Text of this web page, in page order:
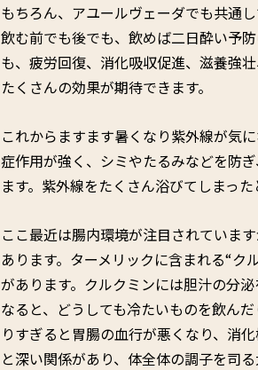
もちろん、アユールヴェーダでも共通
飲む前でも後でも、飲めば二日酔い予
も、疲労回復、消化吸収促進、滋養強
たくさんの効果が期待できます。
これからますます暑くなり紫外線が気
症作用が強く、シミやたるみなどを防
ます。紫外線をたくさん浴びてしまっ
ここ最近は腸内環境が注目されていま
あります。ターメリックに含まれる“ク
があります。クルクミンには胆汁の分
なると、どうしても冷たいものを飲ん
りすぎると胃腸の血行が悪くなり、消
と深い関係があり、体全体の調子を司る